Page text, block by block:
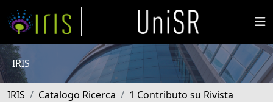
IRIS
IRIS Catalogo Ricerca
1 Contributo su Rivista